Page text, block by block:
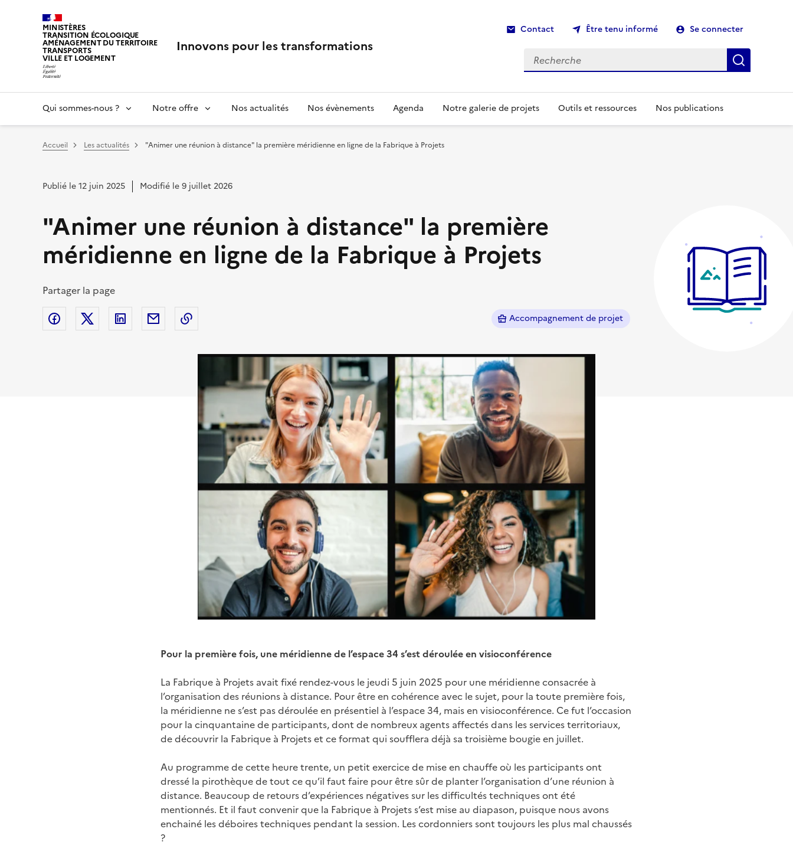
MINISTÈRES
TRANSITION ÉCOLOGIQUE
AMÉNAGEMENT DU TERRITOIRE
TRANSPORTS
VILLE ET LOGEMENT
Innovons pour les transformations
Contact Être tenu informé Se connecter
Recherche
Qui sommes-nous ? Notre offre Nos actualités Nos évènements Agenda Notre galerie de projets Outils et ressources Nos publications
Vous êtes ici :
Accueil Les actualités "Animer une réunion à distance" la première méridienne en ligne de la Fabrique à Projets
Publié le 12 juin 2025 Modifié le 9 juillet 2026
"Animer une réunion à distance" la première
méridienne en ligne de la Fabrique à Projets
Partager la page
Partager sur Facebook
Partager sur Twitter (X)
Partager sur Linkedin
Partager par email Accompagnement de projet
Pour la première fois, une méridienne de l’espace 34 s’est déroulée en visioconférence
La Fabrique à Projets avait fixé rendez-vous le jeudi 5 juin 2025 pour une méridienne consacrée à
l’organisation des réunions à distance. Pour être en cohérence avec le sujet, pour la toute première fois,
la méridienne ne s’est pas déroulée en présentiel à l’espace 34, mais en visioconférence. Ce fut l’occasion
pour la cinquantaine de participants, dont de nombreux agents affectés dans les services territoriaux,
de découvrir la Fabrique à Projets et ce format qui soufflera déjà sa troisième bougie en juillet.
Au programme de cette heure trente, un petit exercice de mise en chauffe où les participants ont
dressé la pirothèque de tout ce qu’il faut faire pour être sûr de planter l’organisation d’une réunion à
distance. Beaucoup de retours d’expériences négatives sur les difficultés techniques ont été
mentionnés. Et il faut convenir que la Fabrique à Projets s’est mise au diapason, puisque nous avons
enchainé les déboires techniques pendant la session. Les cordonniers sont toujours les plus mal chaussés
?